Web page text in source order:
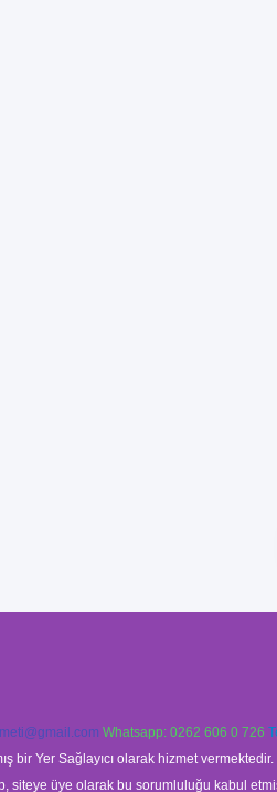
Whatsapp: 0262 606 0 726
bir Yer Sağlayıcı olarak hizmet
üye olarak bu sorumluluğu kabul